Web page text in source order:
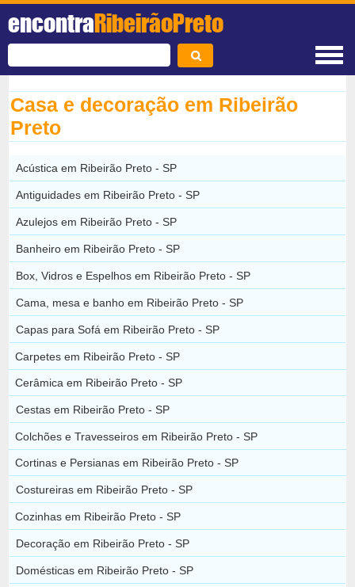
encontraRibeirãoPreto
Casa e decoração em Ribeirão
Preto
Acústica em Ribeirão Preto - SP
Antiguidades em Ribeirão Preto - SP
Azulejos em Ribeirão Preto - SP
Banheiro em Ribeirão Preto - SP
Box, Vidros e Espelhos em Ribeirão Preto - SP
Cama, mesa e banho em Ribeirão Preto - SP
Capas para Sofá em Ribeirão Preto - SP
Carpetes em Ribeirão Preto - SP
Cerâmica em Ribeirão Preto - SP
Cestas em Ribeirão Preto - SP
Colchões e Travesseiros em Ribeirão Preto - SP
Cortinas e Persianas em Ribeirão Preto - SP
Costureiras em Ribeirão Preto - SP
Cozinhas em Ribeirão Preto - SP
Decoração em Ribeirão Preto - SP
Domésticas em Ribeirão Preto - SP